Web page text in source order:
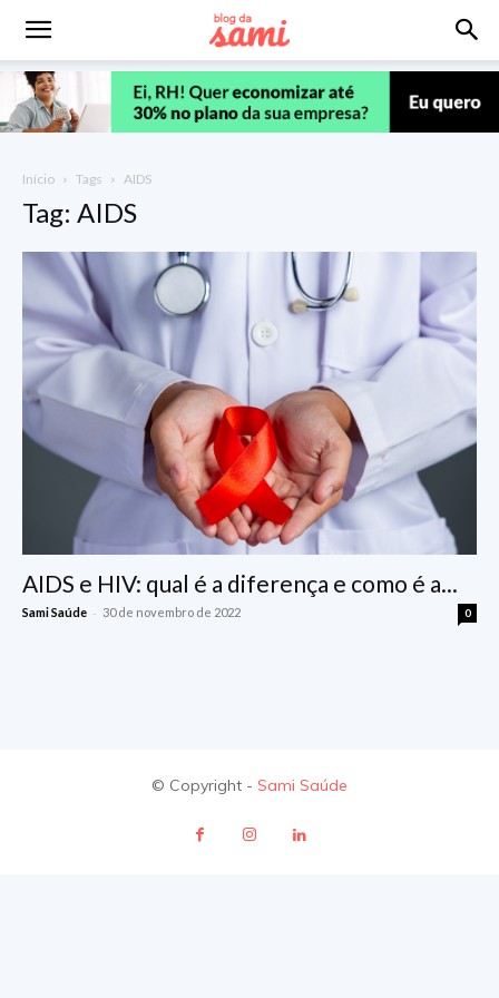
Início Tags AIDS
Tag: AIDS
AIDS e HIV: qual é a diferença e como é a...
Sami Saúde - 30 de novembro de 2022 0
© Copyright - Sami Saúde